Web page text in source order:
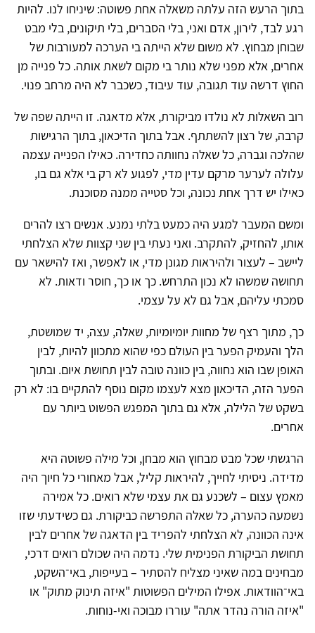
בתוך הרעש הזה עלתה משאלה אחת פשוטה: שיניחו לנו. להיות
רגע לבד, לירון, אדם ואני, בלי הסברים, בלי תיקונים, בלי מבט
שבוחן מבחוץ. לא משום שלא הייתה בי הערכה למעורבות של
אחרים, אלא מפני שלא נותר בי מקום לשאת אותה. כל פנייה מן
החוץ דרשה עוד תגובה, עוד עיבוד, כשכבר לא היה מרחב פנוי.
רוב השאלות לא נולדו מביקורת, אלא מדאגה. זו הייתה שפה של
קרבה, של רצון להשתתף. אבל בתוך הדיכאון, בתוך הרגישות
שהלכה וגברה, כל שאלה נחוותה כחדירה. כאילו הפנייה עצמה
עלולה לערער מרקם עדין מדי, לפגוע לא רק בי אלא גם בו,
כאילו יש דרך אחת נכונה, וכל סטייה ממנה מסוכנת.
ומשם המעבר למגע היה כמעט בלתי נמנע. אנשים רצו להרים
אותו, להחזיק, להתקרב. ואני נעתי בין שני קצוות שלא הצלחתי
ליישב – לעצור ולהיראות מגונן מדי, או לאפשר, ואז להישאר עם
תחושה שמשהו לא נכון התרחש. כך או כך, חוסר ודאות. לא
סמכתי עליהם, אבל גם לא על עצמי.
כך, מתוך רצף של מחוות יומיומיות, שאלה, עצה, יד שמושטת,
הלך והעמיק הפער בין העולם כפי שהוא מתכוון להיות, לבין
האופן שבו הוא נחווה, בין כוונה טובה לבין תחושת איום. ובתוך
הפער הזה, הדיכאון מצא לעצמו מקום נוסף להתקיים בו: לא רק
בשקט של הלילה, אלא גם בתוך המפגש הפשוט ביותר עם
אחרים.
הרגשתי שכל מבט מבחוץ הוא מבחן, וכל מילה פשוטה היא
מדידה. ניסיתי לחייך, להיראות קליל, אבל מאחורי כל חיוך היה
מאמץ עצום – לשכנע גם את עצמי שלא רואים. כל אמירה
נשמעה כהערה, כל שאלה התפרשה כביקורת. גם כשידעתי שזו
אינה הכוונה, לא הצלחתי להפריד בין הדאגה של אחרים לבין
תחושת הביקורת הפנימית שלי. נדמה היה שכולם רואים דרכי,
מבחינים במה שאיני מצליח להסתיר – בעייפות, באי־השקט,
באי־הוודאות. אפילו המילים הפשוטות "איזה תינוק מתוק" או
"איזה הורה נהדר אתה" עוררו מבוכה ואי-נוחות.